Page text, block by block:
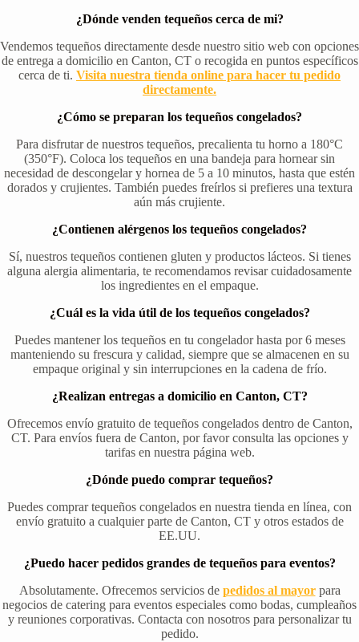
¿Dónde venden tequeños cerca de mi?
Vendemos tequeños directamente desde nuestro sitio web con opciones
de entrega a domicilio en Canton, CT o recogida en puntos específicos
cerca de ti. Visita nuestra tienda online para hacer tu pedido
directamente.
¿Cómo se preparan los tequeños congelados?
Para disfrutar de nuestros tequeños, precalienta tu horno a 180°C
(350°F). Coloca los tequeños en una bandeja para hornear sin
necesidad de descongelar y hornea de 5 a 10 minutos, hasta que estén
dorados y crujientes. También puedes freírlos si prefieres una textura
aún más crujiente.
¿Contienen alérgenos los tequeños congelados?
Sí, nuestros tequeños contienen gluten y productos lácteos. Si tienes
alguna alergia alimentaria, te recomendamos revisar cuidadosamente
los ingredientes en el empaque.
¿Cuál es la vida útil de los tequeños congelados?
Puedes mantener los tequeños en tu congelador hasta por 6 meses
manteniendo su frescura y calidad, siempre que se almacenen en su
empaque original y sin interrupciones en la cadena de frío.
¿Realizan entregas a domicilio en Canton, CT?
Ofrecemos envío gratuito de tequeños congelados dentro de Canton,
CT. Para envíos fuera de Canton, por favor consulta las opciones y
tarifas en nuestra página web.
¿Dónde puedo comprar tequeños?
Puedes comprar tequeños congelados en nuestra tienda en línea, con
envío gratuito a cualquier parte de Canton, CT y otros estados de
EE.UU.
¿Puedo hacer pedidos grandes de tequeños para eventos?
Absolutamente. Ofrecemos servicios de pedidos al mayorpara
negocios de catering para eventos especiales como bodas, cumpleaños
y reuniones corporativas. Contacta con nosotros para personalizar tu
pedido.